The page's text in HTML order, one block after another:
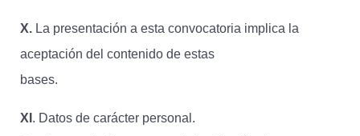
X. La presentación a esta convocatoria implica la
aceptación del contenido de estas
bases.
XI . Datos de carácter personal.